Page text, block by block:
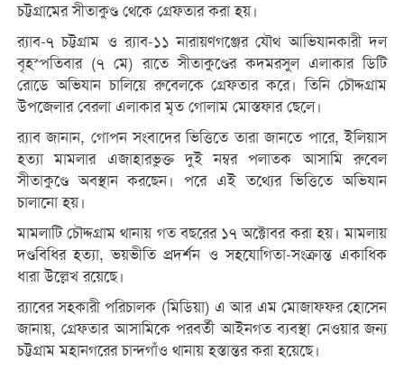
চট্টগ্রামের সীতাকুণ্ড থেকে গ্রেফতার করা হয়।
র‌্যাব-৭ চট্টগ্রাম ও র‌্যাব-১১ নারায়ণগঞ্জের যৌথ আভিযানকারী দল
বৃহস্পতিবার (৭ মে) রাতে সীতাকুণ্ডের কদমরসুল এলাকার ডিটি
রোডে অভিযান চালিয়ে রুবেলকে গ্রেফতার করে। তিনি চৌদ্দগ্রাম
উপজেলার বেরলা এলাকার মৃত গোলাম মোস্তফার ছেলে।
র‌্যাব জানান, গোপন সংবাদের ভিত্তিতে তারা জানতে পারে, ইলিয়াস
হত্যা মামলার এজাহারভুক্ত দুই নম্বর পলাতক আসামি রুবেল
সীতাকুণ্ডে অবস্থান করছেন। পরে এই তথ্যের ভিত্তিতে অভিযান
চালানো হয়।
মামলাটি চৌদ্দগ্রাম থানায় গত বছরের ১৭ অক্টোবর করা হয়। মামলায়
দণ্ডবিধির হত্যা, ভয়ভীতি প্রদর্শন ও সহযোগিতা-সংক্রান্ত একাধিক
ধারা উল্লেখ রয়েছে।
র‌্যাবের সহকারী পরিচালক (মিডিয়া) এ আর এম মোজাফ্ফর হোসেন
জানায়, গ্রেফতার আসামিকে পরবর্তী আইনগত ব্যবস্থা নেওয়ার জন্য
চট্টগ্রাম মহানগরের চান্দগাঁও থানায় হস্তান্তর করা হয়েছে।